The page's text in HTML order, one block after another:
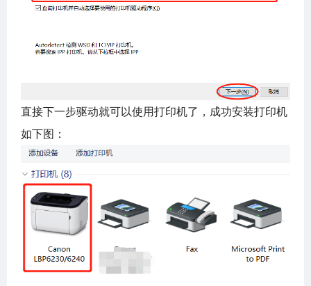
直接下一步驱动就可以使用打印机了，成功安装打印机
如下图：